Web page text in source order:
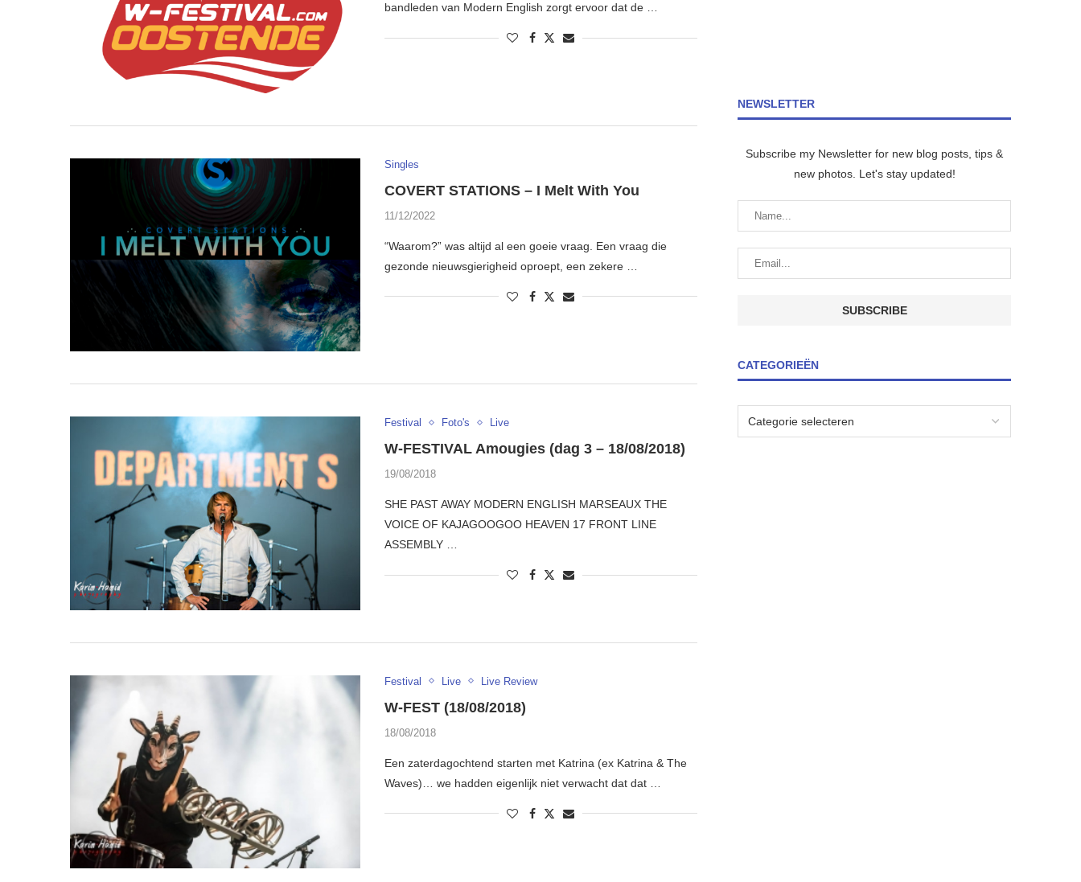
bandleden van Modern English zorgt ervoor dat de …
Singles
COVERT STATIONS – I Melt With You
11/12/2022
“Waarom?” was altijd al een goeie vraag. Een vraag die
gezonde nieuwsgierigheid oproept, een zekere …
Festival Foto's Live
W-FESTIVAL Amougies (dag 3 – 18/08/2018)
19/08/2018
SHE PAST AWAY MODERN ENGLISH MARSEAUX THE
VOICE OF KAJAGOOGOO HEAVEN 17 FRONT LINE
ASSEMBLY …
Festival Live Live Review
W-FEST (18/08/2018)
18/08/2018
Een zaterdagochtend starten met Katrina (ex Katrina & The
Waves)… we hadden eigenlijk niet verwacht dat dat …
NEWSLETTER
Subscribe my Newsletter for new blog posts, tips &
new photos. Let's stay updated!
CATEGORIEËN